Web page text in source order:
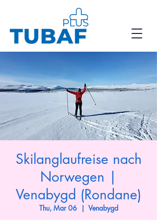
Skilanglaufreise nach
Norwegen |
Venabygd (Rondane)
Thu, Mar 06
  |
Venabygd